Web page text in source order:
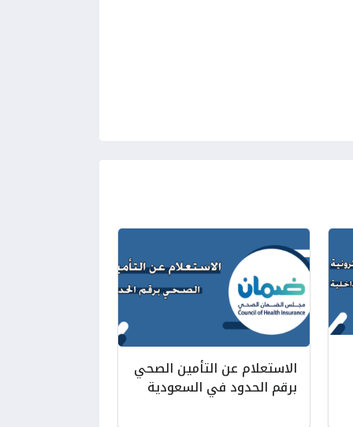
الاستعلام عن التأمين الصحي
برقم الحدود في السعودية